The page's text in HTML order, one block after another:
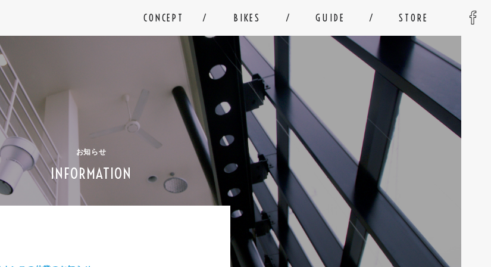
CONCEPT BIKES GUIDE STORE
お知らせ
INFORMATION